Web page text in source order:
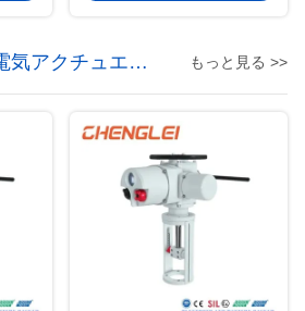
気アクチュエー
もっと見る >>